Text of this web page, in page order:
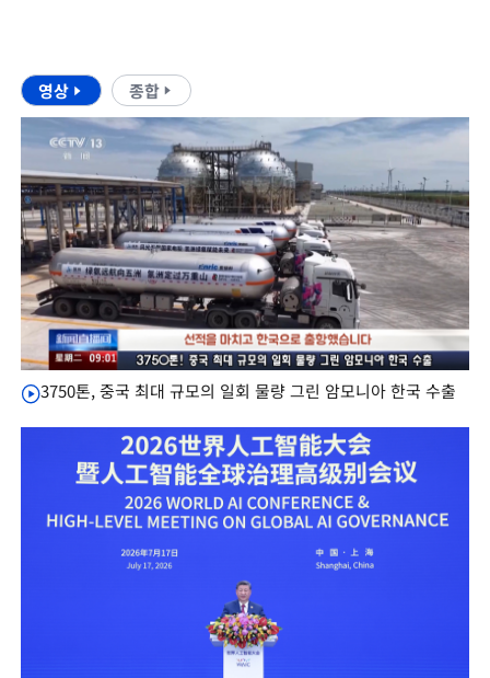
영상 종합
3750톤, 중국 최대 규모의 일회 물량 그린 암모니아 한국 수출